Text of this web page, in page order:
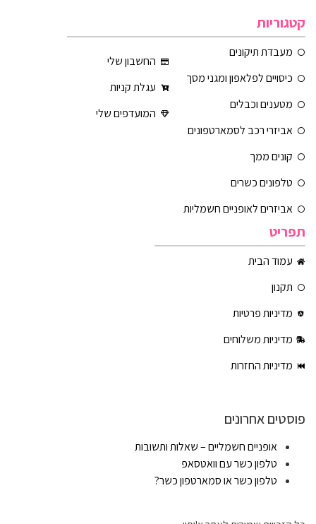
קטגוריות
מעבדת תיקונים
כיסויים לפלאפון ומגני מסך
מטענים וכבלים
אביזרי רכב לסמארטפונים
קונים ממך
טלפונים כשרים
אביזרים לאופניים חשמליות
החשבון שלי
עגלת קניות
המועדפים שלי
תפריט
עמוד הבית
תקנון
מדיניות פרטיות
מדיניות משלוחים
מדיניות החזרות
פוסטים אחרונים
אופניים חשמליים – שאלות ותשובות
טלפון כשר עם וואטסאפ
טלפון כשר או סמארטפון כשר?